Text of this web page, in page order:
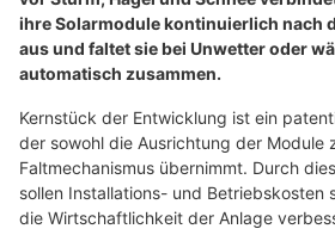
ihre Solarmodule kontinuierlich nach
aus und faltet sie bei Unwetter oder
automatisch zusammen.
Kernstück der Entwicklung ist ein
der sowohl die Ausrichtung der Module
Faltmechanismus übernimmt. Durch
sollen Installations- und Betriebskosten
die Wirtschaftlichkeit der Anlage